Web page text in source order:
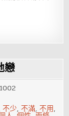
戀
不少,不滿,不用,